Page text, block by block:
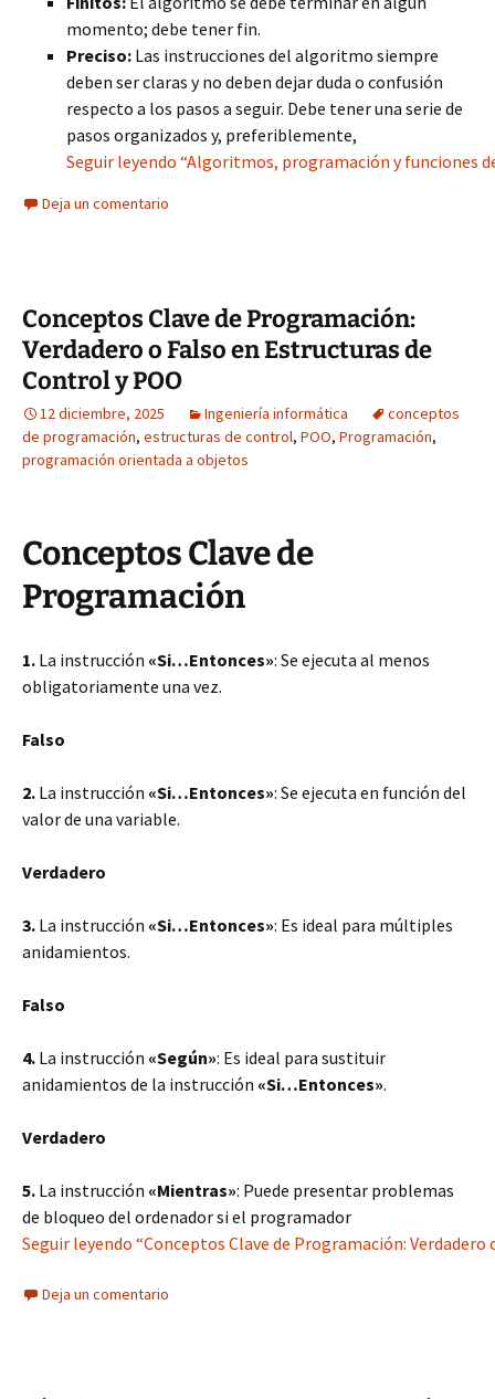
momento; debe tener fin.
Preciso: Las instrucciones del algoritmo siempre
deben ser claras y no deben dejar duda o confusión
respecto a los pasos a seguir. Debe tener una serie de
pasos organizados y, preferiblemente,
Seguir leyendo “Algoritmos, programación y funciones
Deja un comentario
Conceptos Clave de Programación:
Verdadero o Falso en Estructuras de
Control y POO
12 diciembre, 2025 Ingeniería informática
conceptos
de programación, estructuras de control, POO, Programación,
programación orientada a objetos
Conceptos Clave de
Programación
1. La instrucción «Si…Entonces»: Se ejecuta al menos
obligatoriamente una vez.
Falso
2. La instrucción «Si…Entonces»: Se ejecuta en función del
valor de una variable.
Verdadero
3. La instrucción «Si…Entonces»: Es ideal para múltiples
anidamientos.
Falso
4. La instrucción «Según»: Es ideal para sustituir
anidamientos de la instrucción «Si…Entonces».
Verdadero
5. La instrucción «Mientras»: Puede presentar problemas
de bloqueo del ordenador si el programador
Seguir leyendo “Conceptos Clave de Programación:
Deja un comentario